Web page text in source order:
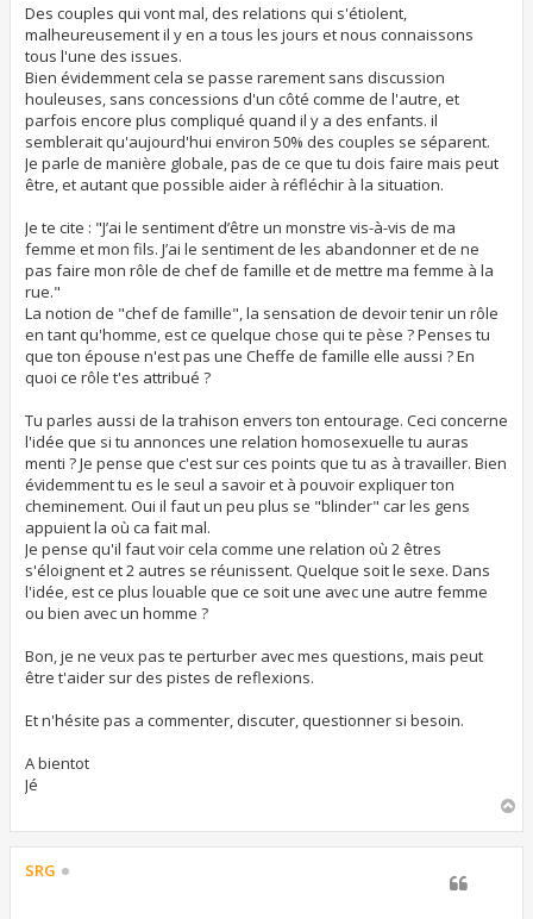
Des couples qui vont mal, des relations qui s'étiolent,
malheureusement il y en a tous les jours et nous connaissons
tous l'une des issues.
Bien évidemment cela se passe rarement sans discussion
houleuses, sans concessions d'un côté comme de l'autre, et
parfois encore plus compliqué quand il y a des enfants. il
semblerait qu'aujourd'hui environ 50% des couples se séparent.
Je parle de manière globale, pas de ce que tu dois faire mais peut
être, et autant que possible aider à réfléchir à la situation.
Je te cite : "J’ai le sentiment d’être un monstre vis-à-vis de ma
femme et mon fils. J’ai le sentiment de les abandonner et de ne
pas faire mon rôle de chef de famille et de mettre ma femme à la
rue."
La notion de "chef de famille", la sensation de devoir tenir un rôle
en tant qu'homme, est ce quelque chose qui te pèse ? Penses tu
que ton épouse n'est pas une Cheffe de famille elle aussi ? En
quoi ce rôle t'es attribué ?
Tu parles aussi de la trahison envers ton entourage. Ceci concerne
l'idée que si tu annonces une relation homosexuelle tu auras
menti ? Je pense que c'est sur ces points que tu as à travailler. Bien
évidemment tu es le seul a savoir et à pouvoir expliquer ton
cheminement. Oui il faut un peu plus se "blinder" car les gens
appuient la où ca fait mal.
Je pense qu'il faut voir cela comme une relation où 2 êtres
s'éloignent et 2 autres se réunissent. Quelque soit le sexe. Dans
l'idée, est ce plus louable que ce soit une avec une autre femme
ou bien avec un homme ?
Bon, je ne veux pas te perturber avec mes questions, mais peut
être t'aider sur des pistes de reflexions.
Et n'hésite pas a commenter, discuter, questionner si besoin.
A bientot
Jé
u
SRG